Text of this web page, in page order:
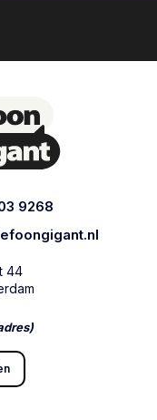
9268
44